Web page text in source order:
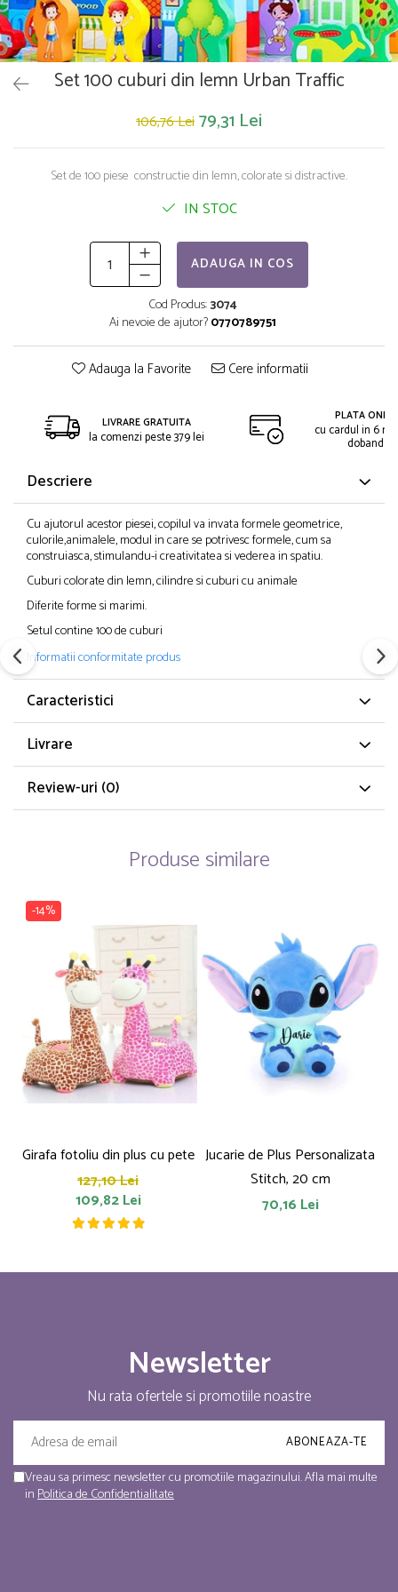
Papusi si accesorii
Trotinete
Trenulete si masinute
Unelte si bancuri de lucru
Set 100 cuburi din lemn Urban Traffic
106,76 Lei79,31 Lei
Set de 100 piese constructie din lemn, colorate si distractive.
IN STOC
ADAUGA IN COS
Cod Produs:3074
Ai nevoie de ajutor?0770789751
Adauga la Favorite Cere informatii
LIVRARE GRATUITA
la comenzi peste 379 lei
PLATA
cu cardul in 6
dobanda
Descriere
Cu ajutorul acestor piesei, copilul va invata formele geometrice,
culorile,animalele, modul in care se potrivesc formele, cum sa
construiasca, stimulandu-i creativitatea si vederea in spatiu.
Cuburi colorate din lemn, cilindre si cuburi cu animale
Diferite forme si marimi.
Setul contine 100 de cuburi
Informatii conformitate produs
Caracteristici
Livrare
Review-uri (0)
Produse similare
-14%
Girafa fotoliu din plus cu pete
127,10 Lei
109,82 Lei
Jucarie de Plus Personalizata
Stitch, 20 cm
70,16 Lei
Newsletter
Nu rata ofertele si promotiile noastre
Vreau sa primesc newsletter cu promotiile magazinului. Afla mai multe
inPolitica de Confidentialitate